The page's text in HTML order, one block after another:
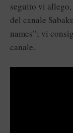
seguito vi
del canale
names”; vi
canale.